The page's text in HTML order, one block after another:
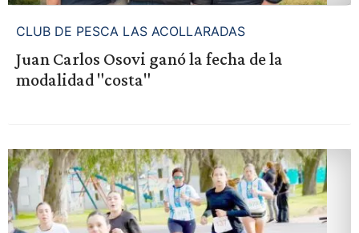
CLUB DE PESCA LAS ACOLLARADAS
Juan Carlos Osovi ganó la fecha de la
modalidad "costa"